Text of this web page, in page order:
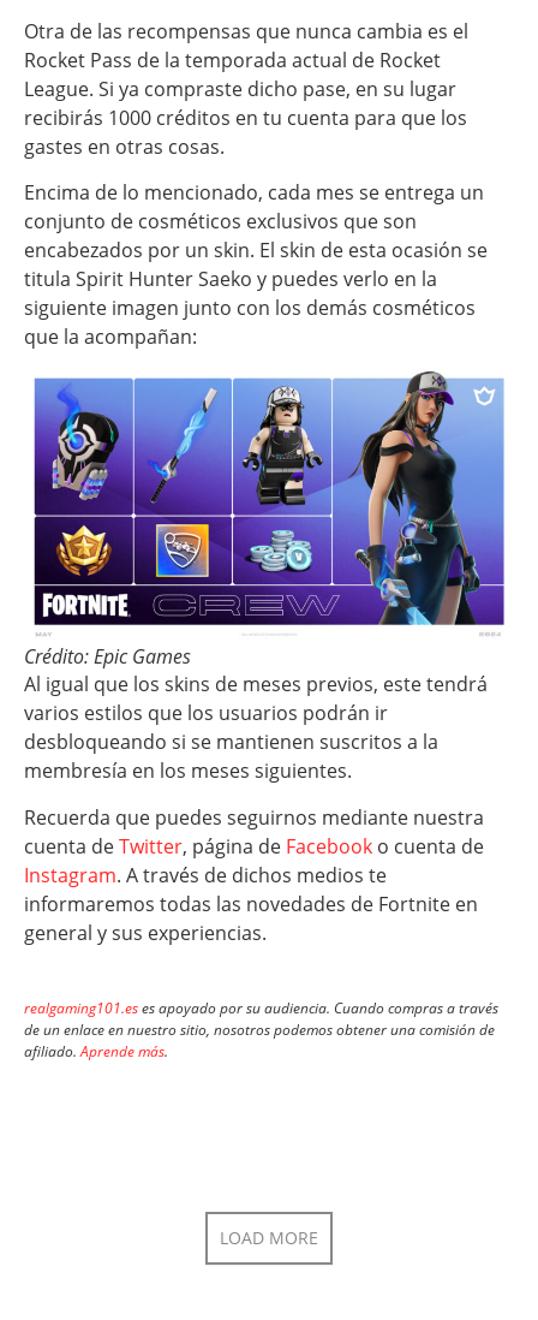
Otra de las recompensas que nunca cambia es el
Rocket Pass de la temporada actual de Rocket
League. Si ya compraste dicho pase, en su lugar
recibirás 1000 créditos en tu cuenta para que los
gastes en otras cosas.
Encima de lo mencionado, cada mes se entrega un
conjunto de cosméticos exclusivos que son
encabezados por un skin. El skin de esta ocasión se
titula Spirit Hunter Saeko y puedes verlo en la
siguiente imagen junto con los demás cosméticos
que la acompañan:
Crédito: Epic Games
Al igual que los skins de meses previos, este tendrá
varios estilos que los usuarios podrán ir
desbloqueando si se mantienen suscritos a la
membresía en los meses siguientes.
Recuerda que puedes seguirnos mediante nuestra
cuenta deTwitter, página de Facebook o cuenta de
Instagram. A través de dichos medios te
informaremos todas las novedades de Fortnite en
general y sus experiencias.
realgaming101.eses apoyado por su audiencia. Cuando compras a través
de un enlace en nuestro sitio, nosotros podemos obtener una comisión de
afiliado.Aprende más.
LOAD MORE